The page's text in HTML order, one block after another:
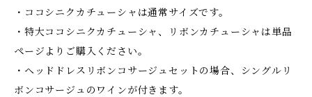
・ココシニクカチューシャは通常サイズです。
・特大ココシニクカチューシャ、リボンカチューシャは単品
ページよりご購入ください。
・ヘッドドレスリボンコサージュセットの場合、シングルリ
ボンコサージュのワインが付きます。